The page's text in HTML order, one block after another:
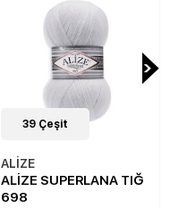
39 Çeşit
ALİZE
ALİZE SUPERLANA TIĞ
698